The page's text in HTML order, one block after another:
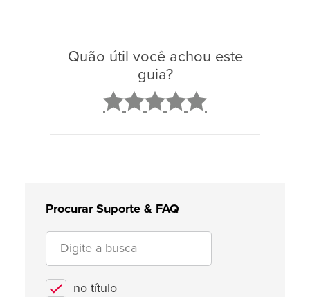
Quão útil você achou este
guia?
Procurar Suporte & FAQ
no título